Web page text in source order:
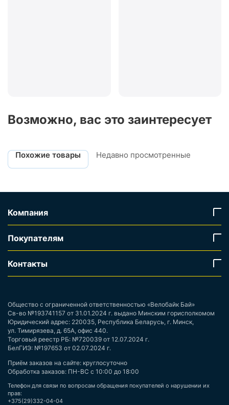
Возможно, вас это заинтересует
Похожие товары Недавно просмотренные
Компания
Покупателям
Контакты
Общество с ограниченной ответственностью «Велобайк Бай»
Св-во №193741157 от 31.01.2024 г. выдано Минским горисполкомом
Юридический адрес: 220035, Республика Беларусь, г. Минск,
ул. Тимирязева, д. 65А, офис 440.
Торговый реестр РБ: №720039 от 12.07.2024 г.
БелГИЭ: №197653 от 02.07.2024 г.
Приём заказов на сайте: круглосуточно
Обработка заказов: ПН-ВС с 10:00 до 18:00
Телефон для связи по вопросам обращения покупателей о нарушении их
прав:
+375(29)332-04-04